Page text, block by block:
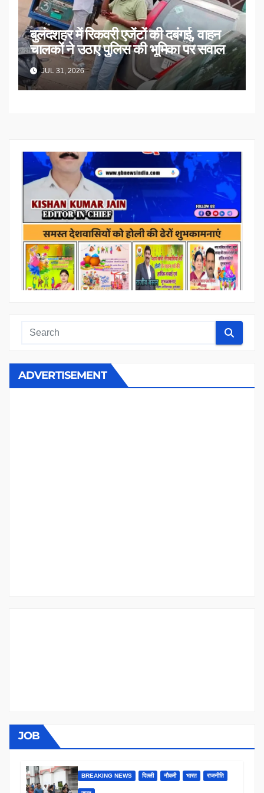
बुलंदशहर में रिकवरी एजेंटों की दबंगई, वाहन
चालकों ने उठाए पुलिस की भूमिका पर सवाल
JUL 31, 2026
ADVERTISEMENT
JOB
BREAKING NEWS दिल्ली नौकरी भारत राजनीति